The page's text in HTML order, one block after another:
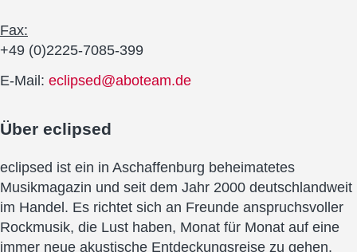
Fax:
+49 (0)2225-7085-399
E-Mail: eclipsed@aboteam.de
Über eclipsed
eclipsed ist ein in Aschaffenburg beheimatetes
Musikmagazin und seit dem Jahr 2000 deutschlandweit
im Handel. Es richtet sich an Freunde anspruchsvoller
Rockmusik, die Lust haben, Monat für Monat auf eine
immer neue akustische Entdeckungsreise zu gehen.